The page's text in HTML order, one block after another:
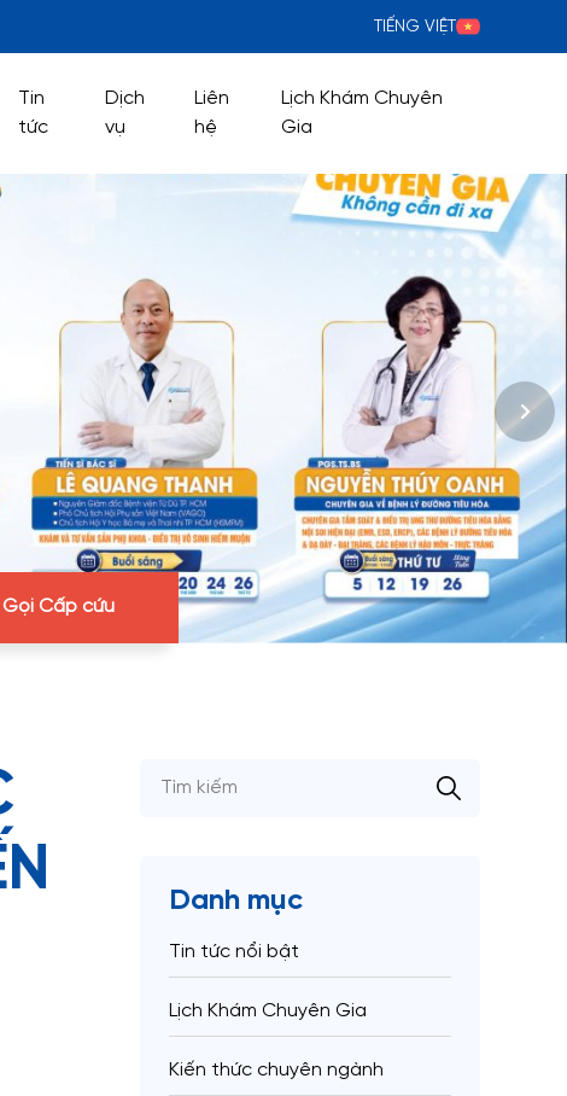
TIẾNG VIỆT
Tin
tức
Dịch
vụ
Liên
hệ
Lịch Khám Chuyên
Gia
Gọi Cấp cứu
Danh mục
Tin tức nổi bật
Lịch Khám Chuyên Gia
Kiến thức chuyên ngành